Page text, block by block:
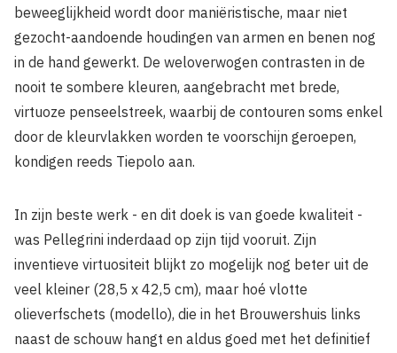
beweeglijkheid wordt door maniëristische, maar niet
gezocht-aandoende houdingen van armen en benen nog
in de hand gewerkt. De weloverwogen contrasten in de
nooit te sombere kleuren, aangebracht met brede,
virtuoze penseelstreek, waarbij de contouren soms enkel
door de kleurvlakken worden te voorschijn geroepen,
kondigen reeds Tiepolo aan.
In zijn beste werk - en dit doek is van goede kwaliteit -
was Pellegrini inderdaad op zijn tijd vooruit. Zijn
inventieve virtuositeit blijkt zo mogelijk nog beter uit de
veel kleiner (28,5 x 42,5 cm), maar hoé vlotte
olieverfschets (modello), die in het Brouwershuis links
naast de schouw hangt en aldus goed met het definitief